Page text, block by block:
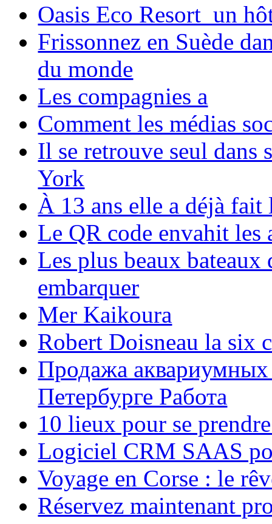
Oasis Eco Resort un
Frissonnez en Suède
du monde
Les compagnies a
Comment les médias
Il se retrouve seul dans
York
À 13 ans elle a déjà
Le QR code envahit les
Les plus beaux bateaux
embarquer
Mer Kaikoura
Robert Doisneau la six
Продажа аквариумных
Петербурге Работа
10 lieux pour se
Logiciel CRM SAAS
Voyage en Corse : le
Réservez maintenant